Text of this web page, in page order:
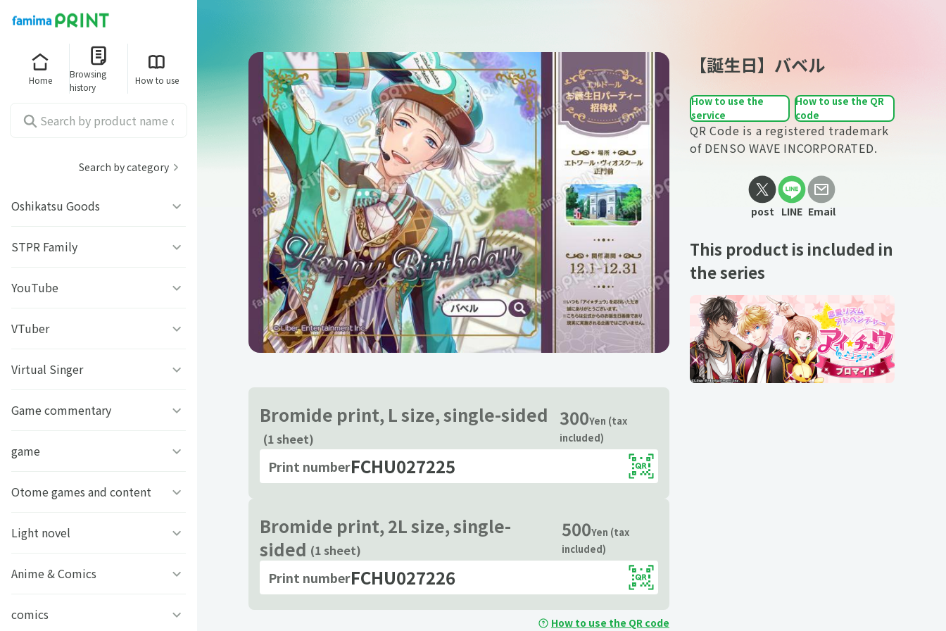
Home
Browsing
history
How to use
Search by category
Oshikatsu Goods
うちわシール
ファミッペ
うちわ背景
写真撮影背景
うちわ文字プリント
GIFUSHO 岐阜県立岐阜商
芸艸堂 推し祈願お守り
STPR Family
AMPTAKｘCOLORS
すとぷり
すにすて - SneakerStep
めておら - Meteorites -
騎士X - Knight X -
とぅるりぷ - True&Lip
YouTube
ねこほうチャンネル
ぼくたちのあそびば
ププ
豆柴富とのふたり暮らし
VTuber
VASE
クラーテイル
ななし学園 方言研究会
描乃EMOイラストシリーズ
Art Stone Entertainment
Virtual Singer
TOKYO6キャラクターズ
Game commentary
アマル
さんちゃんく！
ストグラカップル
モノパスイーツフェス
game
フライハイトクラウディア
ゲームその他
アイドルデスゲームTV
原神
Otome games and content
Clock over ORQUESTA
ときめきメモリアル Girl’s
Light novel
ビーンズ文庫24周年
MFブックス
Anime & Comics
聖女の魔力は万能です
comics
Bromide print, L size, single-sided
(1 sheet)
300Yen (tax
included)
Print numberFCHU027225
Bromide print, 2L size, single-
sided (1 sheet)
500Yen (tax
included)
Print numberFCHU027226
How to use the QR code
【誕生日】バベル
How to use the
service
How to use the QR
code
QR Code is a registered trademark
of DENSO WAVE INCORPORATED.
post LINE Email
This product is included in
the series